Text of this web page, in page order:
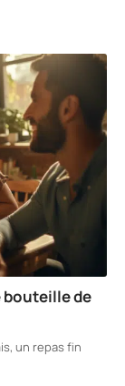
de
un repas fin